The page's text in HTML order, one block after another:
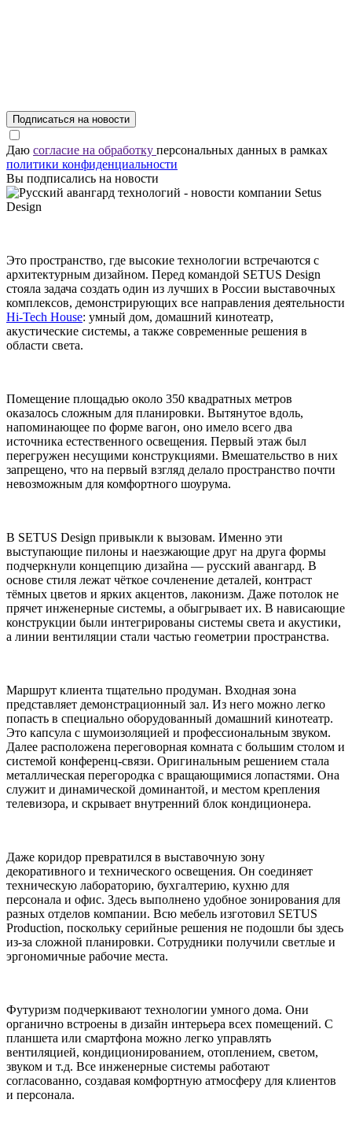
Подписаться на новости
Даю согласие на обработку персональных данных в рамках
политики конфиденциальности
Вы подписались на новости
Это пространство, где высокие технологии встречаются с
архитектурным дизайном. Перед командой SETUS Design
стояла задача создать один из лучших в России выставочных
комплексов, демонстрирующих все направления деятельности
Hi-Tech House: умный дом, домашний кинотеатр,
акустические системы, а также современные решения в
области света.
Помещение площадью около 350 квадратных метров
оказалось сложным для планировки. Вытянутое вдоль,
напоминающее по форме вагон, оно имело всего два
источника естественного освещения. Первый этаж был
перегружен несущими конструкциями. Вмешательство в них
запрещено, что на первый взгляд делало пространство почти
невозможным для комфортного шоурума.
В SETUS Design привыкли к вызовам. Именно эти
выступающие пилоны и наезжающие друг на друга формы
подчеркнули концепцию дизайна — русский авангард. В
основе стиля лежат чёткое сочленение деталей, контраст
тёмных цветов и ярких акцентов, лаконизм. Даже потолок не
прячет инженерные системы, а обыгрывает их. В нависающие
конструкции были интегрированы системы света и акустики,
а линии вентиляции стали частью геометрии пространства.
Маршрут клиента тщательно продуман. Входная зона
представляет демонстрационный зал. Из него можно легко
попасть в специально оборудованный домашний кинотеатр.
Это капсула с шумоизоляцией и профессиональным звуком.
Далее расположена переговорная комната с большим столом и
системой конференц-связи. Оригинальным решением стала
металлическая перегородка с вращающимися лопастями. Она
служит и динамической доминантой, и местом крепления
телевизора, и скрывает внутренний блок кондиционера.
Даже коридор превратился в выставочную зону
декоративного и технического освещения. Он соединяет
техническую лабораторию, бухгалтерию, кухню для
персонала и офис. Здесь выполнено удобное зонирования для
разных отделов компании. Всю мебель изготовил SETUS
Production, поскольку серийные решения не подошли бы здесь
из-за сложной планировки. Сотрудники получили светлые и
эргономичные рабочие места.
Футуризм подчеркивают технологии умного дома. Они
органично встроены в дизайн интерьера всех помещений. С
планшета или смартфона можно легко управлять
вентиляцией, кондиционированием, отоплением, светом,
звуком и т.д. Все инженерные системы работают
согласованно, создавая комфортную атмосферу для клиентов
и персонала.